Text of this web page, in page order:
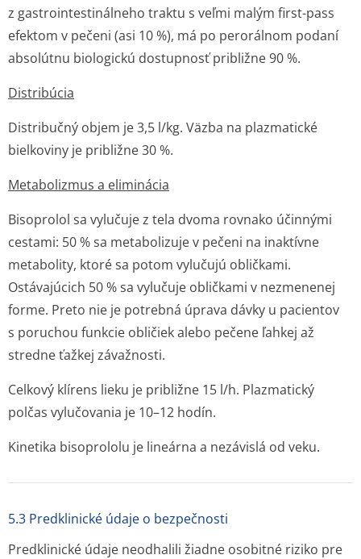
z gastrointes­tinálneho traktu s veľmi malým first-pass
efektom v pečeni (asi 10 %), má po perorálnom podaní
absolútnu biologickú dostupnosť približne 90 %.
Distribúcia
Distribučný objem je 3,5 l/kg. Väzba na plazmatické
bielkoviny je približne 30 %.
Metabolizmus a eliminácia
Bisoprolol sa vylučuje z tela dvoma rovnako účinnými
cestami: 50 % sa metabolizuje v pečeni na inaktívne
metabolity, ktoré sa potom vylučujú obličkami.
Ostávajúcich 50 % sa vylučuje obličkami v nezmenenej
forme. Preto nie je potrebná úprava dávky u pacientov
s poruchou funkcie obličiek alebo pečene ľahkej až
stredne ťažkej závažnosti.
Celkový klírens lieku je približne 15 l/h. Plazmatický
polčas vylučovania je 10–12 hodín.
Kinetika bisoprololu je lineárna a nezávislá od veku.
5.3 Predklinické údaje o bezpečnosti
Predklinické údaje neodhalili žiadne osobitné riziko pre